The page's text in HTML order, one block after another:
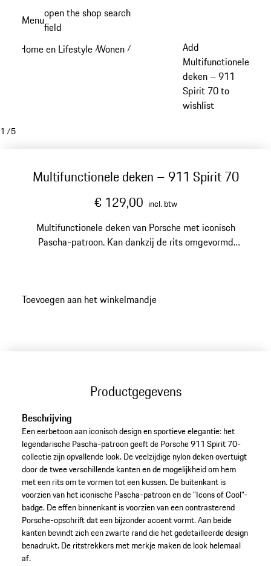
hoofdinhoud
Menuopen the shop search
field
Home en Lifestyle /Wonen /
Add
Multifunctionele
deken – 911
Spirit 70 to
wishlist
1 /5
Multifunctionele deken – 911 Spirit 70
€ 129,00 incl. btw
Multifunctionele deken van Porsche met iconisch
Pascha-patroon. Kan dankzij de rits omgevormd
Toevoegen aan het winkelmandje
Productgegevens
Beschrijving
Een eerbetoon aan iconisch design en sportieve elegantie: het
legendarische Pascha-patroon geeft de Porsche 911 Spirit 70-
collectie zijn opvallende look. De veelzijdige nylon deken overtuigt
door de twee verschillende kanten en de mogelijkheid om hem
met een rits om te vormen tot een kussen. De buitenkant is
voorzien van het iconische Pascha-patroon en de "Icons of Cool"-
badge. De effen binnenkant is voorzien van een contrasterend
Porsche-opschrift dat een bijzonder accent vormt. Aan beide
kanten bevindt zich een zwarte rand die het gedetailleerde design
benadrukt. De ritstrekkers met merkje maken de look helemaal
af.